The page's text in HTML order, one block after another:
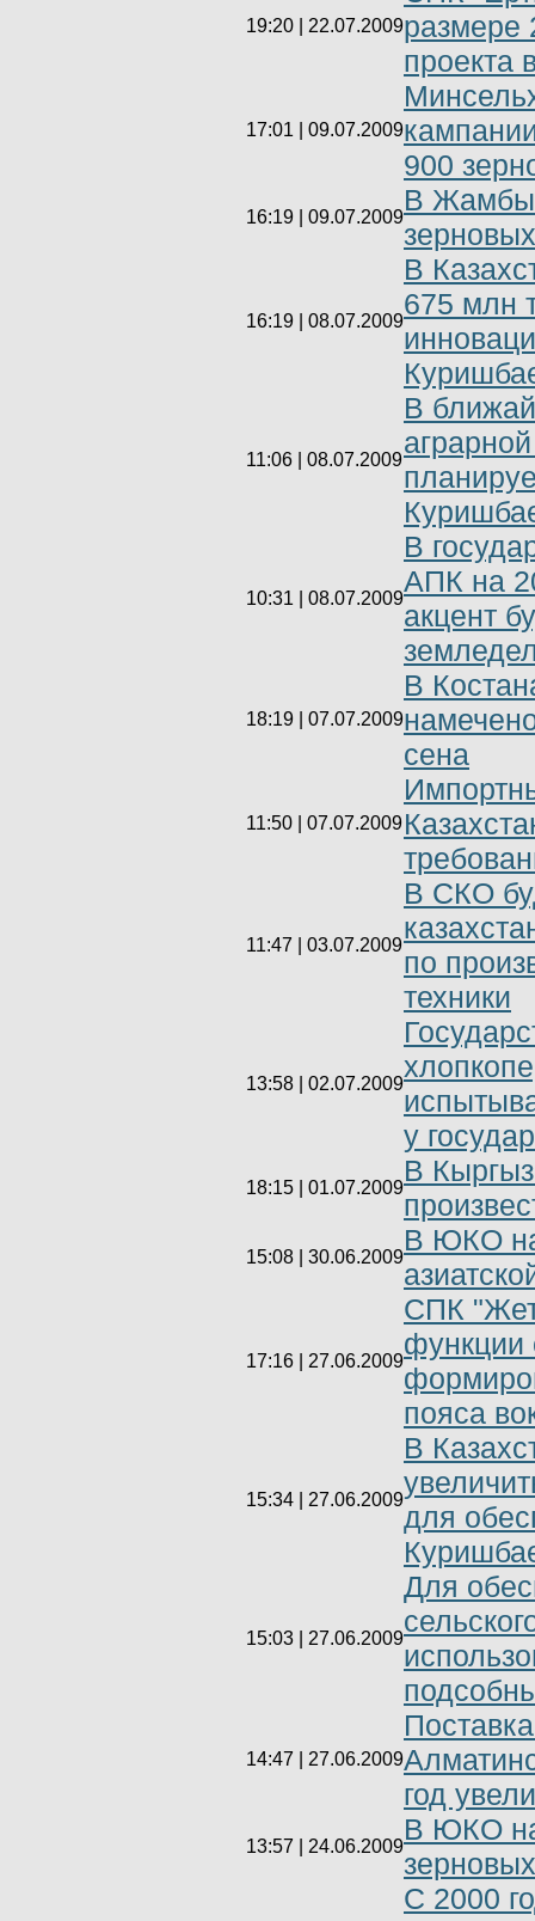
19:20 | 22.07.2009размере
проекта
17:01 | 09.07.2009
900
16:19 | 09.07.2009
В
зерновых
16:19 | 08.07.2009
В
675 млн
11:06 | 08.07.2009
В
10:31 | 08.07.2009
В
АПК на
акцент
18:19 | 07.07.2009
В
сена
11:50 | 07.07.2009
11:47 | 03.07.2009
В СКО
по
техники
13:58 | 02.07.2009
у
18:15 | 01.07.2009
В
15:08 | 30.06.2009
В ЮКО
17:16 | 27.06.2009
СПК
функции
пояса
15:34 | 27.06.2009
В
для
15:03 | 27.06.2009
Для
14:47 | 27.06.2009
год
13:57 | 24.06.2009
В ЮКО
зерновых
С 2000